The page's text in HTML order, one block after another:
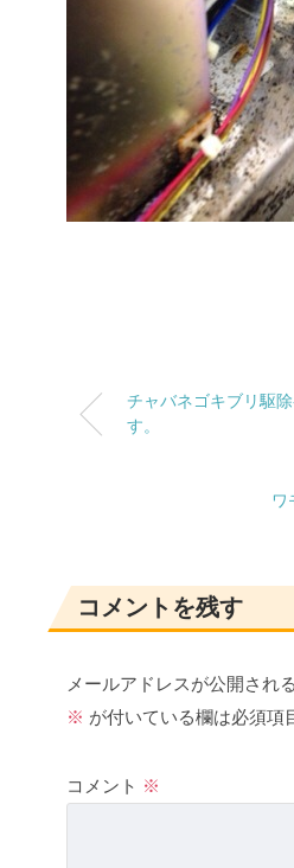
チャバネゴキブリ駆
す。
ワ
コメントを残す
メールアドレスが公開され
※ が付いている欄は必須項
コメント ※